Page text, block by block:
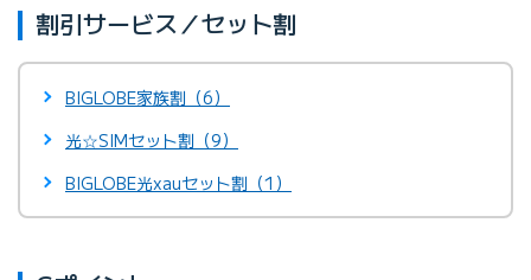
割引サービス／セット割
BIGLOBE家族割（6）
光☆SIMセット割（9）
BIGLOBE光xauセット割（1）